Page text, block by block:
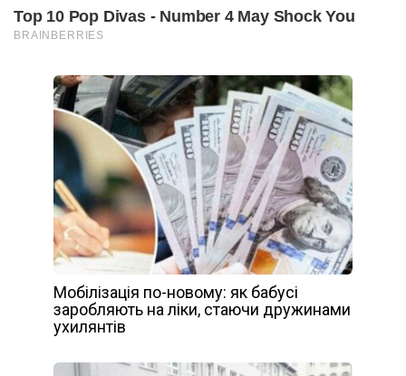
Мобілізація по-новому: як бабусі
заробляють на ліки, стаючи дружинами
ухилянтів